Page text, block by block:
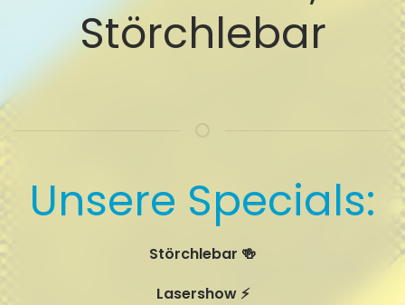
Störchlebar
Unsere Specials:
Störchlebar 🍻
Lasershow ⚡️